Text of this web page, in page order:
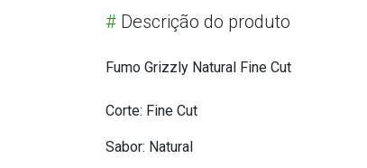
# Descrição do produto
Fumo Grizzly Natural Fine Cut
Corte: Fine Cut
Sabor: Natural